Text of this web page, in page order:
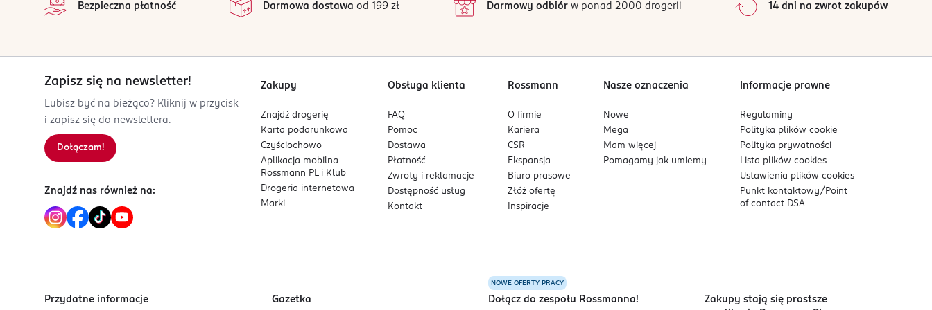
ul. Grzybowska 62
1
0%
Sortowanie wgdata: od najnowszej
Bezpieczna płatność Darmowa dostawa od 199 zł Darmowy odbiórw ponad 2000 drogerii 14 dni na zwrot zakupów
Zapisz się na newsletter!
Lubisz być na bieżąco? Kliknij w przycisk
i zapisz się do newslettera.
Dołączam!
Znajdź nas również na:
Zakupy
Znajdź drogerię
Karta podarunkowa
Czyściochowo
Aplikacja mobilna
Rossmann PL i Klub
Drogeria internetowa
Marki
Obsługa klienta
FAQ
Pomoc
Dostawa
Płatność
Zwroty i reklamacje
Dostępność usług
Kontakt
Rossmann
O firmie
Kariera
CSR
Ekspansja
Biuro prasowe
Złóż ofertę
Inspiracje
Nasze oznaczenia
Nowe
Mega
Mam więcej
Pomagamy jak umiemy
Informacje prawne
Regulaminy
Polityka plikówcookie
Polityka prywatności
Lista plikówcookies
Ustawienia plikówcookies
Punkt kontaktowy/ Point
of contact DSA
Przydatne informacje Gazetka
NOWE OFERTY PRACY
Dołącz do zespołu Rossmanna!
Zakupy stają się prostsze